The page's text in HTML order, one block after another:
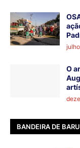
O
BANDEIRA DE